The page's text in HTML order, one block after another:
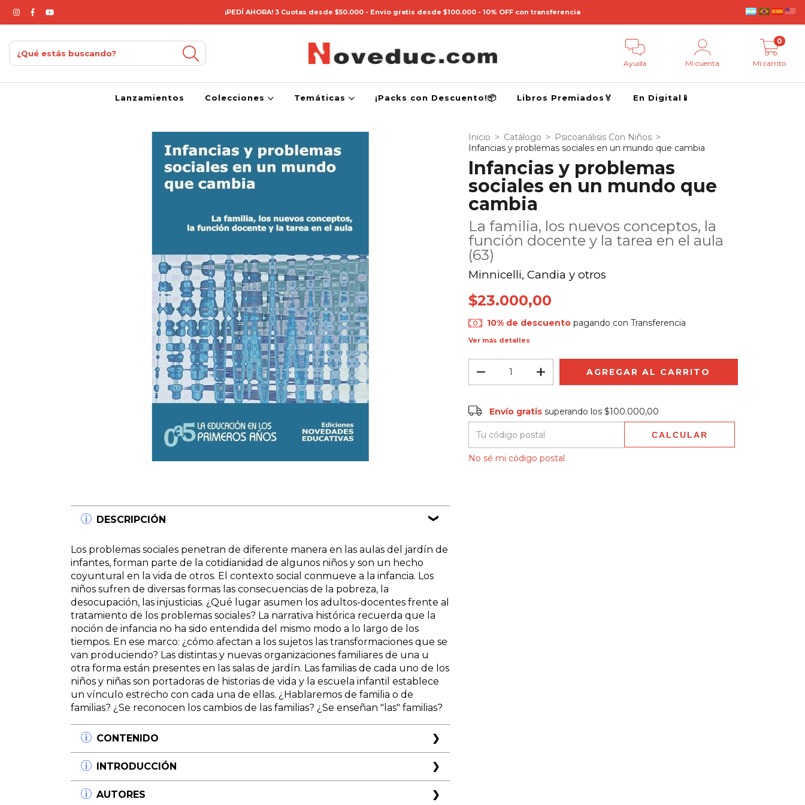
¡PEDÍ AHORA! 3 Cuotas desde $50.000 - Envío gratis desde $100.000 - 10% OFF con transferencia
Ayuda Mi cuenta Mi carrito
0
Lanzamientos Colecciones Temáticas ¡Packs con Descuento!📦 Libros Premiados🏅 En Digital📱
DESCRIPCIÓN
Los problemas sociales penetran de diferente manera en las aulas del jardín de
infantes, forman parte de la cotidianidad de algunos niños y son un hecho
coyuntural en la vida de otros. El contexto social conmueve a la infancia. Los
niños sufren de diversas formas las consecuencias de la pobreza, la
desocupación, las injusticias. ¿Qué lugar asumen los adultos-docentes frente al
tratamiento de los problemas sociales? La narrativa histórica recuerda que la
noción de infancia no ha sido entendida del mismo modo a lo largo de los
tiempos. En ese marco: ¿cómo afectan a los sujetos las transformaciones que se
van produciendo? Las distintas y nuevas organizaciones familiares de una u
otra forma están presentes en las salas de jardín. Las familias de cada uno de los
niños y niñas son portadoras de historias de vida y la escuela infantil establece
un vínculo estrecho con cada una de ellas. ¿Hablaremos de familia o de
familias? ¿Se reconocen los cambios de las familias? ¿Se enseñan "las" familias?
CONTENIDO
Introducción
Función docente en tiempos de los derechos del niño
Mercedes Minnicelli
Infancia y problemas sociales. Apuntes para la reflexión y propuestas
INTRODUCCIÓN
En tanto la propia biografía deja de convertirse en único parámetro,
comenzamos a aceptar el plural, en un sentido casi literal, para hacer
AUTORES
Inicio > Catálogo > Psicoanálisis Con Niños >
Infancias y problemas sociales en un mundo que cambia
Infancias y problemas
sociales en un mundo que
cambia
La familia, los nuevos conceptos, la
función docente y la tarea en el aula
(63)
Minnicelli, Candia y otros
$23.000,00
10% de descuento pagando con Transferencia
Ver más detalles
Envío gratis
Entregas para el CP: CAMBIAR CP
Envío gratis superando los$100.000,00
CALCULAR
No sé mi código postal